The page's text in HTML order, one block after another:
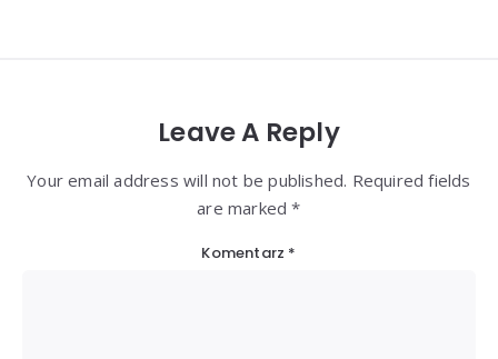
Leave A Reply
Your email address will not be published. Required fields
are marked *
Komentarz *